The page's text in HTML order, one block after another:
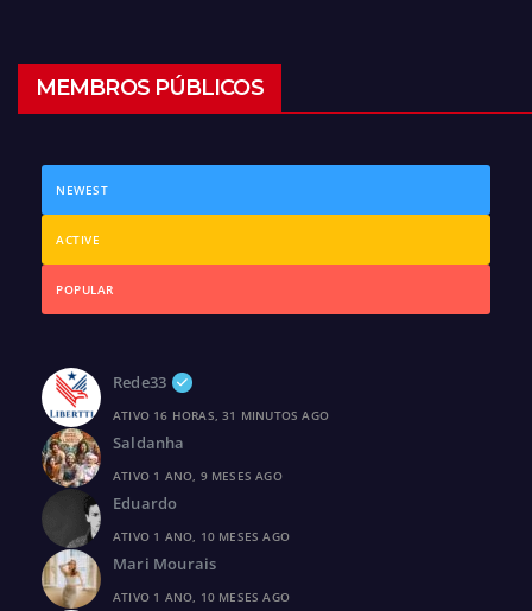
MEMBROS PÚBLICOS
NEWEST
ACTIVE
POPULAR
Rede33
ATIVO 16 HORAS, 31 MINUTOS AGO
Saldanha
ATIVO 1 ANO, 9 MESES AGO
Eduardo
ATIVO 1 ANO, 10 MESES AGO
Mari Mourais
ATIVO 1 ANO, 10 MESES AGO